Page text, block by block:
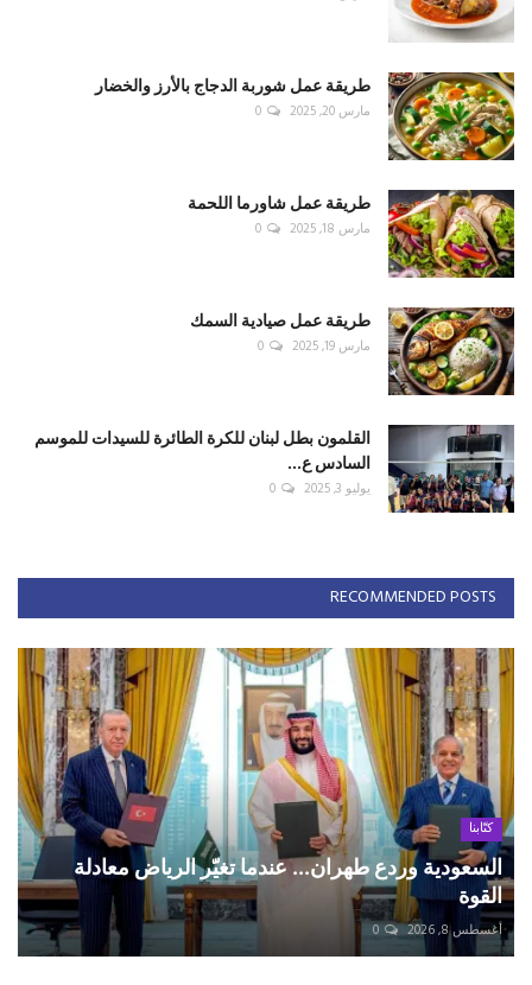
طريقة عمل شوربة الدجاج بالأرز والخضار
مارس 20, 2025 0
طريقة عمل شاورما اللحمة
مارس 18, 2025 0
طريقة عمل صيادية السمك
مارس 19, 2025 0
القلمون بطل لبنان للكرة الطائرة للسيدات للموسم
السادس ع...
يوليو 3, 2025 0
RECOMMENDED POSTS
كتّابنا
السعودية وردع طهران... عندما تغيّر الرياض معادلة
القوة
أغسطس 8, 2026 0